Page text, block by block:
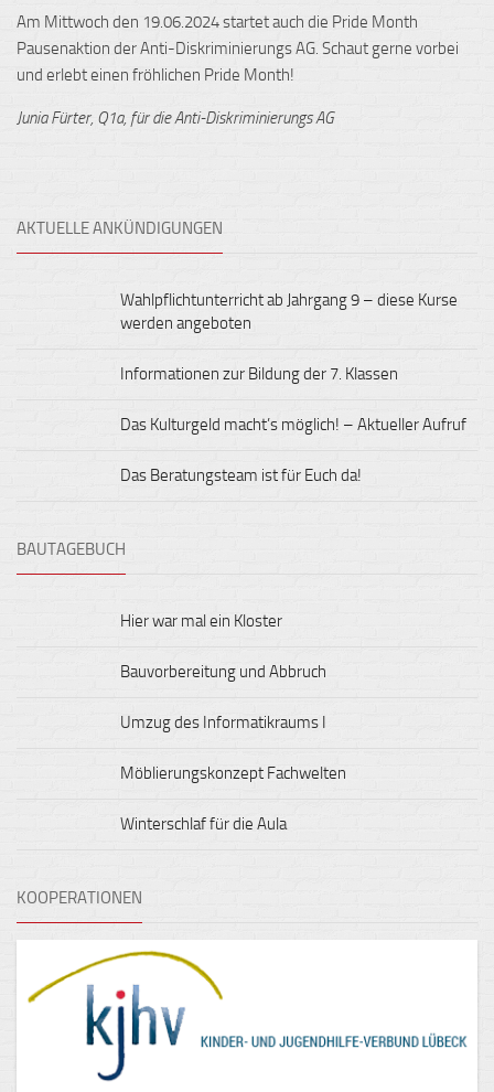
Am Mittwoch den 19.06.2024 startet auch die Pride Month
Pausenaktion der Anti-Diskriminierungs AG. Schaut gerne vorbei
und erlebt einen fröhlichen Pride Month!
Junia Fürter, Q1a, für die Anti-Diskriminierungs AG
AKTUELLE ANKÜNDIGUNGEN
Wahlpflichtunterricht ab Jahrgang 9 – diese Kurse
werden angeboten
Informationen zur Bildung der 7. Klassen
Das Kulturgeld macht’s möglich! – Aktueller Aufruf
Das Beratungsteam ist für Euch da!
BAUTAGEBUCH
Hier war mal ein Kloster
Bauvorbereitung und Abbruch
Umzug des Informatikraums I
Möblierungskonzept Fachwelten
Winterschlaf für die Aula
KOOPERATIONEN